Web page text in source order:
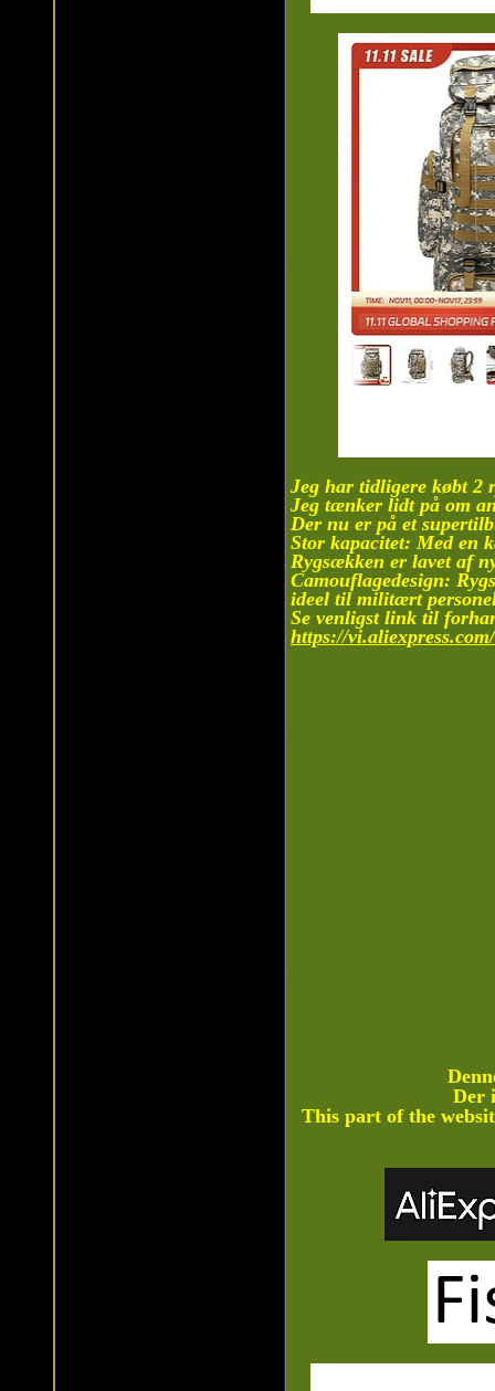
Jeg har tidligere købt 2
Jeg tænker lidt på om
Der nu er på et
Stor kapacitet: Med en
Rygsækken er lavet af
Camouflagedesign:
ideel til militært
Se venligst link til
https://
Der
This part of the